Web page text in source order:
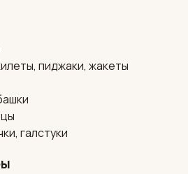
пиджаки, жакеты
галстуки